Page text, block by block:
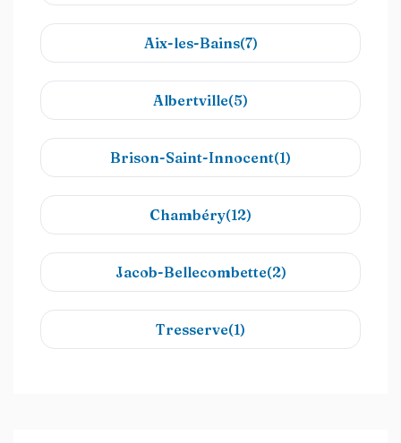
Aix-les-Bains(7)
Albertville(5)
Brison-Saint-Innocent(1)
Chambéry(12)
Jacob-Bellecombette(2)
Tresserve(1)